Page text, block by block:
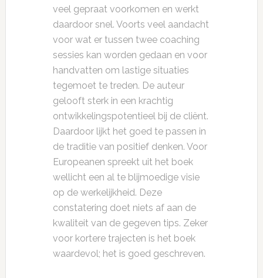
veel gepraat voorkomen en werkt
daardoor snel. Voorts veel aandacht
voor wat er tussen twee coaching
sessies kan worden gedaan en voor
handvatten om lastige situaties
tegemoet te treden. De auteur
gelooft sterk in een krachtig
ontwikkelingspotentieel bij de cliënt.
Daardoor lijkt het goed te passen in
de traditie van positief denken. Voor
Europeanen spreekt uit het boek
wellicht een al te blijmoedige visie
op de werkelijkheid. Deze
constatering doet niets af aan de
kwaliteit van de gegeven tips. Zeker
voor kortere trajecten is het boek
waardevol; het is goed geschreven.